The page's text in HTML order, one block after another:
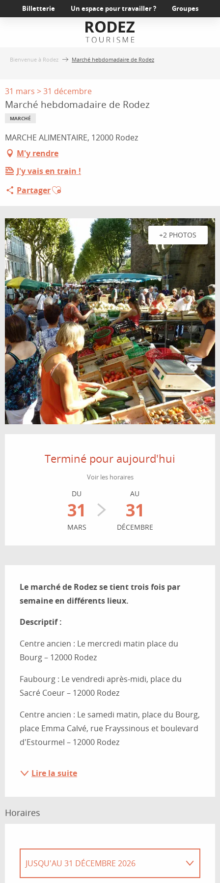
au
Billetterie Un espace pour travailler ? Groupes
Bienvenue à Rodez Marché hebdomadaire de Rodez
31 mars > 31 décembre
Marché hebdomadaire de Rodez
MARCHÉ
MARCHE ALIMENTAIRE, 12000 Rodez
M'y rendre
J'y vais en train !
PartagerAjouter aux favoris
+2 PHOTOS
Terminé pour aujourd'hui
Voir les horaires
DU
31
MARS
AU
31
DÉCEMBRE
Le marché de Rodez se tient trois fois par
semaine en différents lieux.
Descriptif :
Centre ancien : Le mercredi matin place du
Bourg – 12000 Rodez
Faubourg : Le vendredi après-midi, place du
Sacré Coeur – 12000 Rodez
Centre ancien : Le samedi matin, place du Bourg,
place Emma Calvé, rue Frayssinous et boulevard
d'Estourmel – 12000 Rodez
Lire la suite
Horaires
JUSQU'AU 31 DÉCEMBRE 2026